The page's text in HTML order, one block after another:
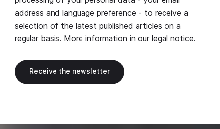
address and language preference - to receive a
selection of the latest published articles on a
regular basis. More information in our legal notice.